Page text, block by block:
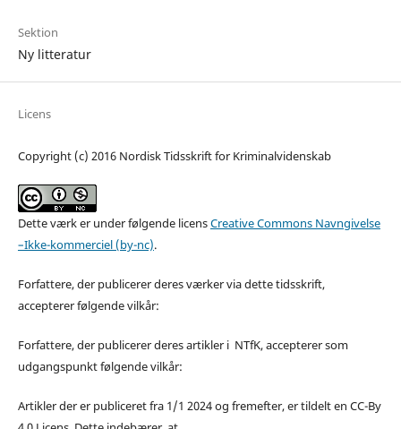
Sektion
Ny litteratur
Licens
Copyright (c) 2016 Nordisk Tidsskrift for Kriminalvidenskab
Dette værk er under følgende licensCreative Commons Navngivelse
–Ikke-kommerciel (by-nc).
Forfattere, der publicerer deres værker via dette tidsskrift,
accepterer følgende vilkår:
Forfattere, der publicerer deres artikler i NTfK, accepterer som
udgangspunkt følgende vilkår:
Artikler der er publiceret fra 1/1 2024 og fremefter, er tildelt en CC-By